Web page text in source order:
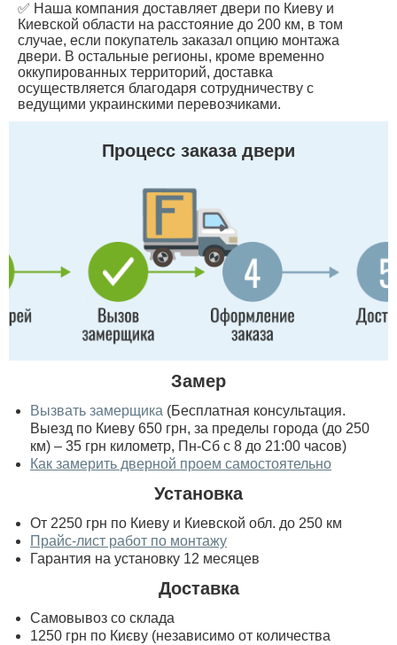
✅ Наша компания доставляет двери по Киеву и
Киевской области на расстояние до 200 км, в том
случае, если покупатель заказал опцию монтажа
двери. В остальные регионы, кроме временно
оккупированных территорий, доставка
осуществляется благодаря сотрудничеству с
ведущими украинскими перевозчиками.
Процесс заказа двери
Замер
Вызвать замерщика (Бесплатная консультация.
Выезд по Киеву 650 грн, за пределы города (до 250
км) – 35 грн километр, Пн-Сб с 8 до 21:00 часов)
Как замерить дверной проем самостоятельно
Установка
От 2250 грн по Киеву и Киевской обл. до 250 км
Прайс-лист работ по монтажу
Гарантия на установку 12 месяцев
Доставка
Самовывоз со склада
1250 грн по Києву (независимо от количества